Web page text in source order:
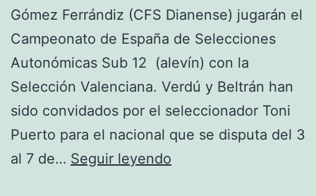
Gómez Ferrándiz (CFS Dianense) jugarán el
Campeonato de España de Selecciones
Autonómicas Sub 12 (alevín) con la
Selección Valenciana. Verdú y Beltrán han
sido convidados por el seleccionador Toni
Puerto para el nacional que se disputa del 3
al 7 de… Seguir leyendo